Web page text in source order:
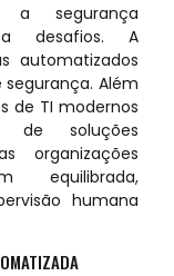
a segurança
desafios. A
automatizados
Além
de TI modernos
de soluções
organizações
equilibrada,
humana